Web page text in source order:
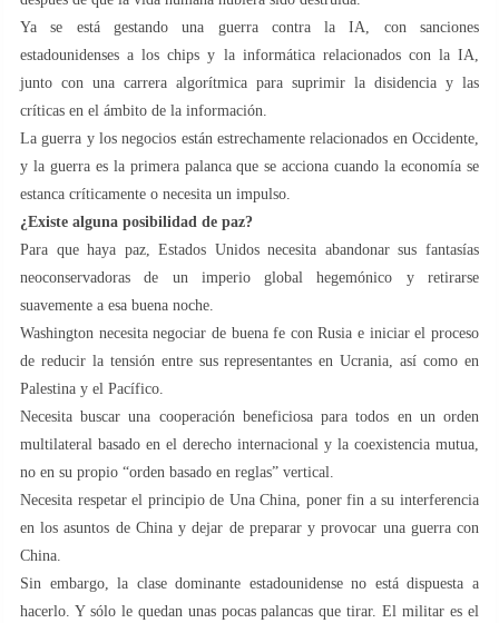
Ya se está gestando una guerra contra la IA, con sanciones
estadounidenses a los chips y la informática relacionados con la IA,
junto con una carrera algorítmica para suprimir la disidencia y las
críticas en el ámbito de la información.
La guerra y los negocios están estrechamente relacionados en Occidente,
y la guerra es la primera palanca que se acciona cuando la economía se
estanca críticamente o necesita un impulso.
¿Existe alguna posibilidad de paz?
Para que haya paz, Estados Unidos necesita abandonar sus fantasías
neoconservadoras de un imperio global hegemónico y retirarse
suavemente a esa buena noche.
Washington necesita negociar de buena fe con Rusia e iniciar el proceso
de reducir la tensión entre sus representantes en Ucrania, así como en
Palestina y el Pacífico.
Necesita buscar una cooperación beneficiosa para todos en un orden
multilateral basado en el derecho internacional y la coexistencia mutua,
no en su propio “orden basado en reglas” vertical.
Necesita respetar el principio de Una China, poner fin a su interferencia
en los asuntos de China y dejar de preparar y provocar una guerra con
China.
Sin embargo, la clase dominante estadounidense no está dispuesta a
hacerlo. Y sólo le quedan unas pocas palancas que tirar. El militar es el